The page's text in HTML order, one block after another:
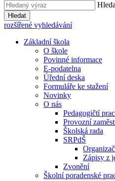
Hledat
rozšířené vyhledávání
Základní škola
O škole
Povinné informace
E-podatelna
Úřední deska
Formuláře ke stažení
Novinky
O nás
Pedagogičtí
Provozní
Školská rada
SRPdŠ
Zápisy z
Zvonění
Školní poradenské